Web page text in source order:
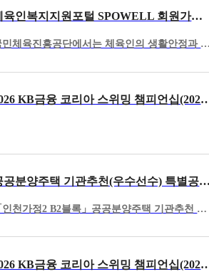
체육인복지지원포털 SPOWELL 회원가입 안내
국민체육진흥공단에서는 체육인의 생활안정과 경력개발 지원을 위한 다양한 복지사업을총괄하는 체
2026 KB금융 코리아 스위밍 챔피언십(2026 경영 국가
공공분양주택 기관추천(우수선수) 특별공급
「인천가정2 B2블록」공공분양주택 기관추천 특별공급과 관련하여 아래와 같이 안내드리오니 자격요건을 갖춘 신청 희망‘우수선수’가 있는 경우 관련 …
2026 KB금융 코리아 스위밍 챔피언십